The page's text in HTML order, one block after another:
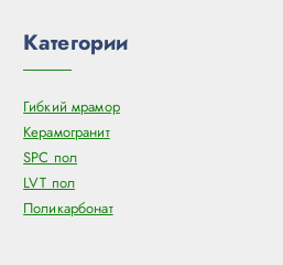
Категории
Гибкий мрамор
Керамогранит
SPC пол
LVT пол
Поликарбонат